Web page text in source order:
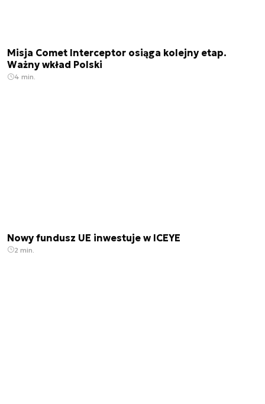
Misja Comet Interceptor osiąga kolejny etap.
Ważny wkład Polski
4 min.
Nowy fundusz UE inwestuje w ICEYE
2 min.